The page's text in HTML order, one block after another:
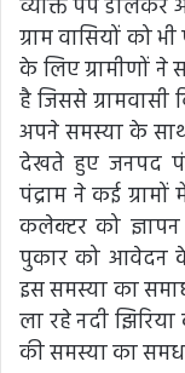
व्यक्ति पंप डालकर
ग्राम वासियों को
के लिए ग्रामीणों
है जिससे
अपने समस्या के
देखते हुए जनपद
पंद्राम ने कई
कलेक्टर को
पुकार को आवेदन
इस समस्या का
ला रहे नदी
की समस्या का